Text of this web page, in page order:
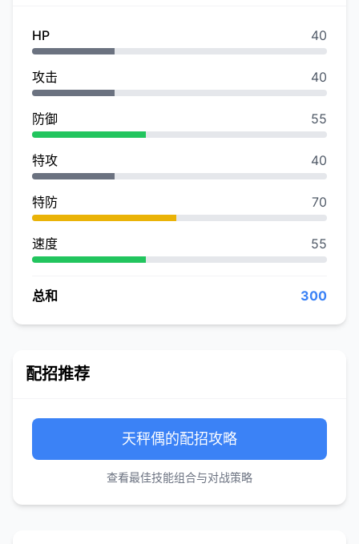
HP 40
攻击 40
防御 55
特攻 40
特防 70
速度 55
总和 300
配招推荐
天秤偶的配招攻略
查看最佳技能组合与对战策略